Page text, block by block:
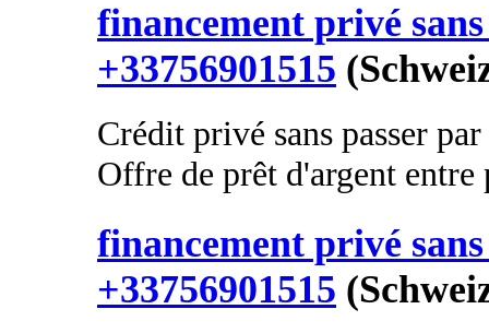
financement privé
+33756901515
Crédit privé sans passer
Offre de prêt d'argent
financement privé
+33756901515